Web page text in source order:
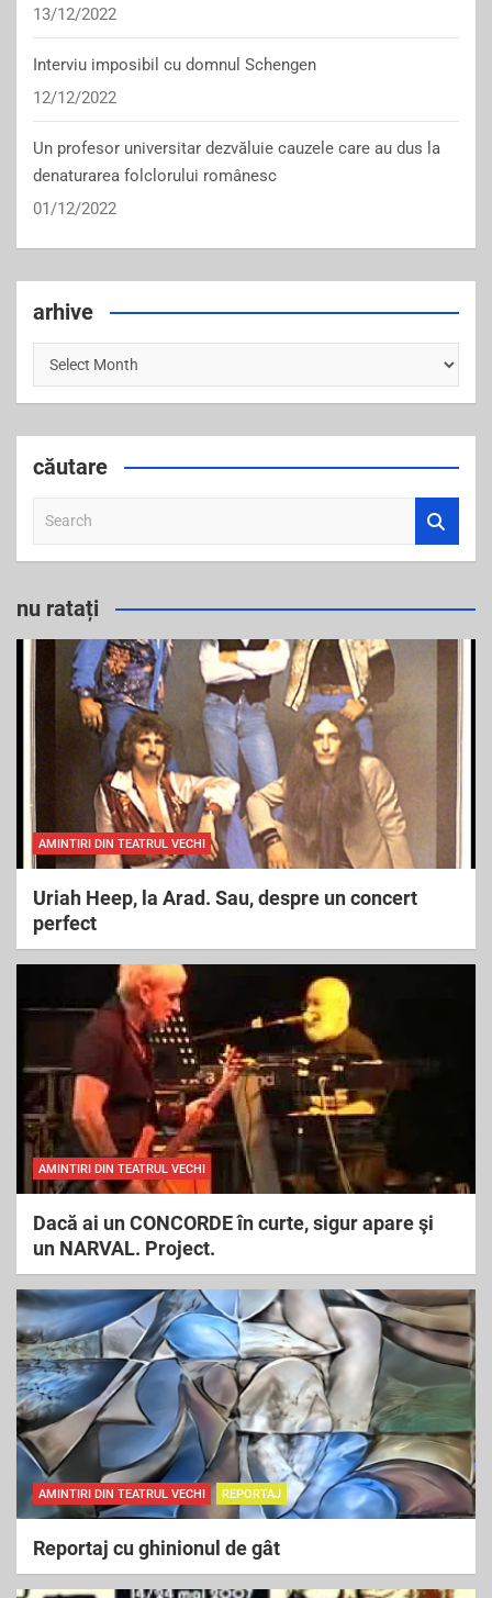
13/12/2022
Interviu imposibil cu domnul Schengen
12/12/2022
Un profesor universitar dezvăluie cauzele care au dus la
denaturarea folclorului românesc
01/12/2022
arhive
arhive
căutare
a
c
nu ratați
AMINTIRI DIN TEATRUL VECHI
Uriah Heep, la Arad. Sau, despre un concert
perfect
AMINTIRI DIN TEATRUL VECHI
Dacă ai un CONCORDE în curte, sigur apare şi
un NARVAL. Project.
AMINTIRI DIN TEATRUL VECHI REPORTAJ
Reportaj cu ghinionul de gât